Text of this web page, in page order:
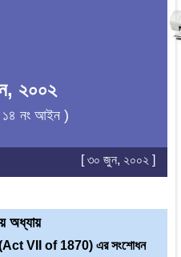
২০০২
১৪ নং আইন )
[ ৩০ জুন, ২০০২ ]
অধ্যায়
VII of 1870) এর সংশোধন